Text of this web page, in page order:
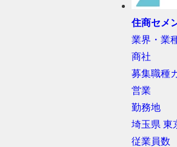
住商セメ
業界・業
商社
募集職種
営業
勤務地
埼玉県 東
従業員数